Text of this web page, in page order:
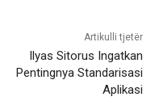
Artikulli tjetër
Ilyas Sitorus Ingatkan
Pentingnya Standarisasi
Aplikasi